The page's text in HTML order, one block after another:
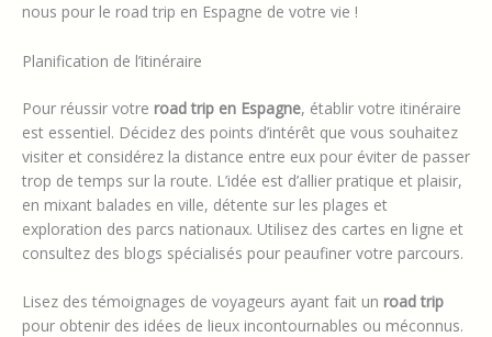
nous pour le road trip en Espagne de votre vie !
Planification de l’itinéraire
Pour réussir votre road trip en Espagne, établir votre itinéraire
est essentiel. Décidez des points d’intérêt que vous souhaitez
visiter et considérez la distance entre eux pour éviter de passer
trop de temps sur la route. L’idée est d’allier pratique et plaisir,
en mixant balades en ville, détente sur les plages et
exploration des parcs nationaux. Utilisez des cartes en ligne et
consultez des blogs spécialisés pour peaufiner votre parcours.
Lisez des témoignages de voyageurs ayant fait un road trip
pour obtenir des idées de lieux incontournables ou méconnus.